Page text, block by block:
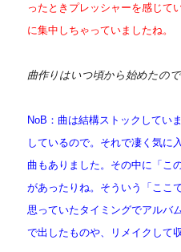
ったときプレッシャーを感じて
に集中しちゃっていましたね。
曲作りはいつ頃から始めたの
NoB：曲は結構ストックしてい
しているので。それで凄く気に
曲もありました。その中に「こ
があったりね。そういう「ここ
思っていたタイミングでアルバ
で出したものや、リメイクして